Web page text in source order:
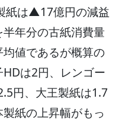
紙は▲17億円の減益
年分の古紙消費量
値であるが概算の
は2円、レンゴー
円、大王製紙は1.7
紙の上昇幅がもっ